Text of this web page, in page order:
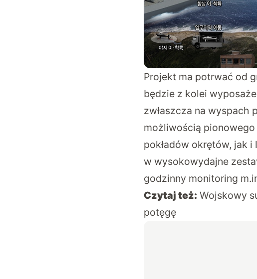
Projekt ma potrwać od
będzie z kolei
zwłaszcza na wyspach
możliwością
pokładów okrętów, jak
w wysokowydajne
godzinny monitoring
Czytaj też: Wojskowy
potęgę